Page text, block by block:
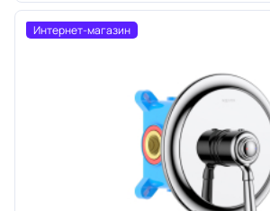
Интернет-магазин